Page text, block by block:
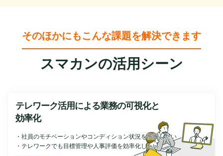
そのほかにもこんな課題を解決できます
スマカンの活用シーン
テレワーク活用による業務の可視化と
効率化
社員のモチベーションやコンディション状況を把握したい
テレワークでも目標管理や人事評価を効率化したい